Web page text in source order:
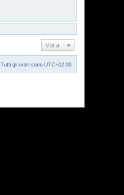
Vai a
Tutti gli orari sono UTC+02:00